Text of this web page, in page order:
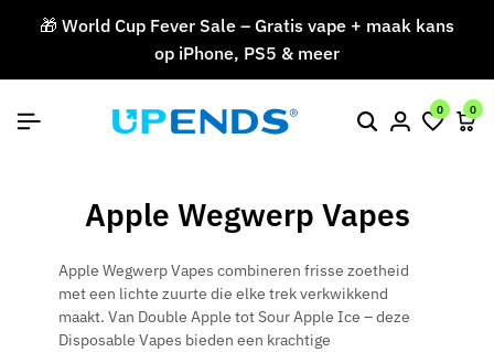
🎁 World Cup Fever Sale – Gratis vape + maak kans
op iPhone, PS5 & meer
0 0
Apple Wegwerp Vapes
Apple Wegwerp Vapes combineren frisse zoetheid
met een lichte zuurte die elke trek verkwikkend
maakt. Van Double Apple tot Sour Apple Ice – deze
Disposable Vapes bieden een krachtige